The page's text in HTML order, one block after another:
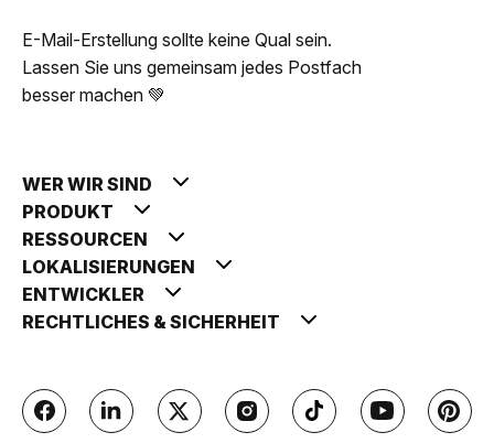
E-Mail-Erstellung sollte keine Qual sein.
Lassen Sie uns gemeinsam jedes Postfach
besser machen 💚
WER WIR SIND
PRODUKT
RESSOURCEN
LOKALISIERUNGEN
ENTWICKLER
RECHTLICHES & SICHERHEIT